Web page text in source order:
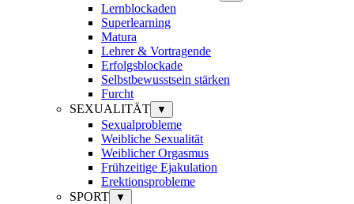
Lernblockaden
Superlearning
Matura
Lehrer & Vortragende
Erfolgsblockade
Selbstbewusstsein stärken
Furcht
SEXUALITÄT
▼
Sexualprobleme
Weibliche Sexualität
Weiblicher Orgasmus
Frühzeitige Ejakulation
Erektionsprobleme
SPORT
▼